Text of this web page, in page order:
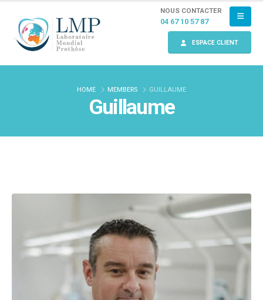
NOUS CONTACTER
04 67 10 57 87
ESPACE CLIENT
HOME MEMBERS GUILLAUME
Guillaume